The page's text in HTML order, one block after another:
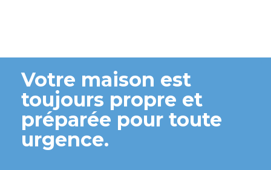
Votre maison est
toujours propre et
préparée pour toute
urgence.